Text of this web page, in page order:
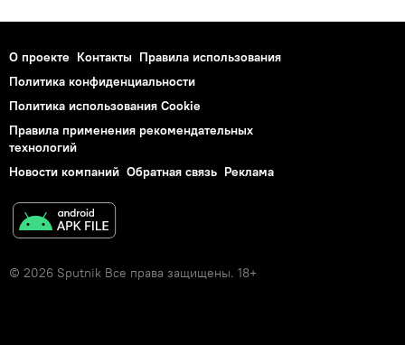
О проекте Контакты Правила использования
Политика конфиденциальности
Политика использования Cookie
Правила применения рекомендательных
технологий
Новости компаний Обратная связь Реклама
© 2026 Sputnik Все права защищены. 18+